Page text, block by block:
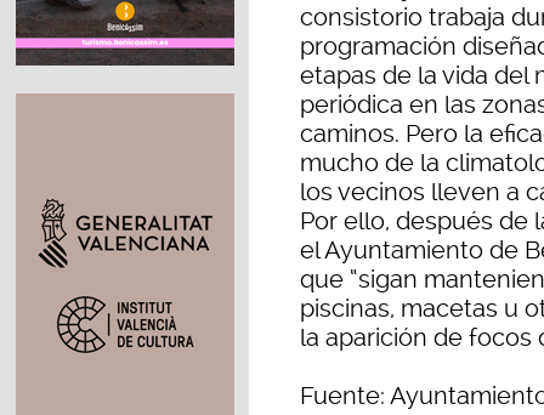
consistorio trabaja
programación
etapas de la vida del
periódica en las
caminos. Pero la
mucho de la
los vecinos lleven a
Por ello, después de
el Ayuntamiento de
que “sigan
piscinas, macetas u
la aparición de focos
Fuente: